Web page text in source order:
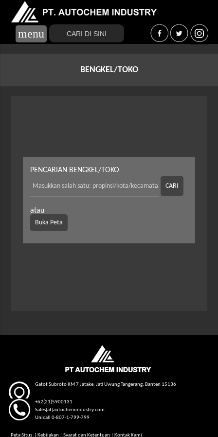
menu
BENGKEL/TOKO
PENCARIAN BENGKEL/TOKO
CARI
atau
Buka Peta
Gatot Subroto KM 7 Jatake, Jati Uwung Tangerang, Banten 15136
+62(21)5900131
Sales[at]autochemindustry.com
Unicall 0-807-1-799-799
Peta Situs Kebijakan |Syarat dan Ketentuan Kontak Kami